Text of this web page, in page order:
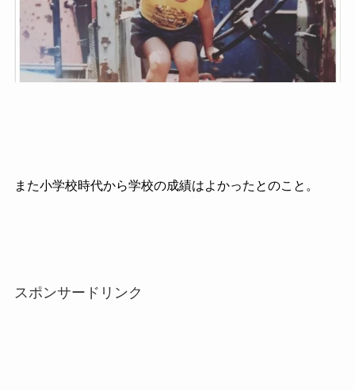
また小学校時代から学校の成績はよかったとのこと。
スポンサードリンク